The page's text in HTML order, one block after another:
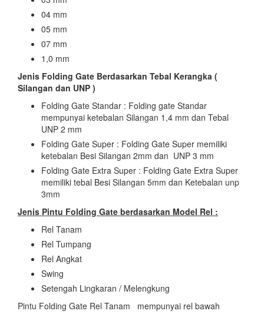
04 mm
05 mm
07 mm
1,0 mm
Jenis Folding Gate Berdasarkan Tebal Kerangka (
Silangan dan UNP )
Folding Gate Standar : Folding gate Standar
mempunyai ketebalan Silangan 1,4 mm dan Tebal
UNP 2 mm
Folding Gate Super : Folding Gate Super memiliki
ketebalan Besi Silangan 2mm dan UNP 3 mm
Folding Gate Extra Super : Folding Gate Extra Super
memiliki tebal Besi Silangan 5mm dan Ketebalan unp
3mm
Jenis Pintu Folding Gate berdasarkan Model Rel :
Rel Tanam
Rel Tumpang
Rel Angkat
Swing
Setengah Lingkaran / Melengkung
Pintu Folding Gate Rel Tanam mempunyai rel bawah